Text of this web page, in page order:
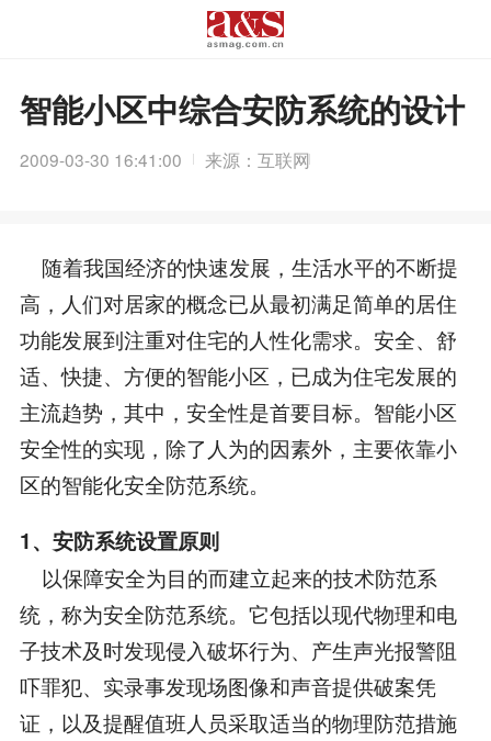
智能小区中综合安防系统的设计
2009-03-30 16:41:00 来源：互联网
随着我国经济的快速发展，生活水平的不断提
高，人们对居家的概念已从最初满足简单的居住
功能发展到注重对住宅的人性化需求。安全、舒
适、快捷、方便的智能小区，已成为住宅发展的
主流趋势，其中，安全性是首要目标。智能小区
安全性的实现，除了人为的因素外，主要依靠小
区的智能化安全防范系统。
1、安防系统设置原则
以保障安全为目的而建立起来的技术防范系
统，称为安全防范系统。它包括以现代物理和电
子技术及时发现侵入破坏行为、产生声光报警阻
吓罪犯、实录事发现场图像和声音提供破案凭
证，以及提醒值班人员采取适当的物理防范措施